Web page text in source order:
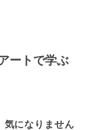
ートで学ぶ
気になりません